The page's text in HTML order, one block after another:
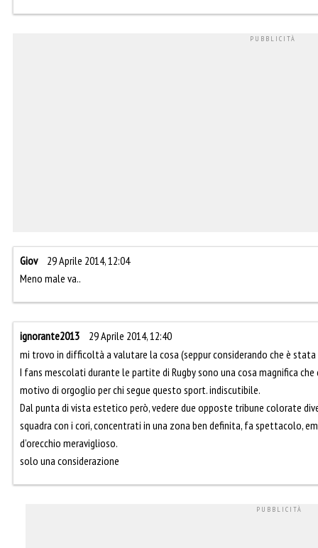
Giov
29 Aprile 2014, 12:04
Meno male va..
ignorante2013
29 Aprile 2014, 12:40
mi trovo in difficoltà a valutare la cosa (seppur considerando che è
I fans mescolati durante le partite di Rugby sono una cosa magnifica
motivo di orgoglio per chi segue questo sport. indiscutibile.
Dal punta di vista estetico però, vedere due opposte tribune colorate
squadra con i cori, concentrati in una zona ben definita, fa spettacolo,
d’orecchio meraviglioso.
solo una considerazione